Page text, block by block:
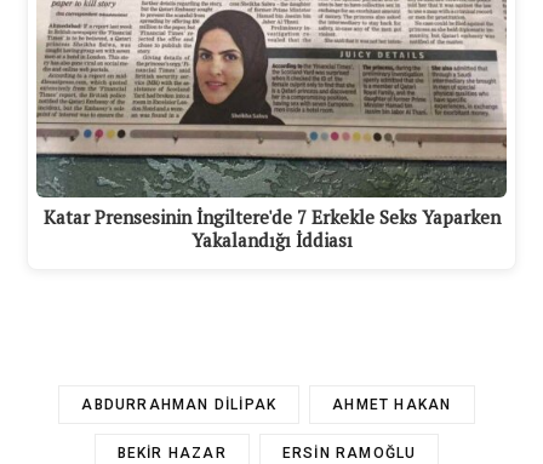
Katar Prensesinin İngiltere'de 7 Erkekle Seks Yaparken
Yakalandığı İddiası
ABDURRAHMAN DILIPAK AHMET HAKAN
BEKIR HAZAR ERSIN RAMOĞLU